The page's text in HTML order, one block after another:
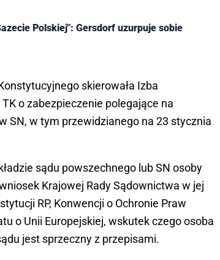
Polskiej": Gersdorf uzurpuje sobie
skierowała Izba
o zabezpieczenie polegające na
SN, w tym przewidzianego na 23 stycznia
sądu powszechnego lub SN osoby
Krajowej Rady Sądownictwa w jej
RP, Konwencji o Ochronie Praw
o Unii Europejskiej, wskutek czego osoba
jest sprzeczny z przepisami.